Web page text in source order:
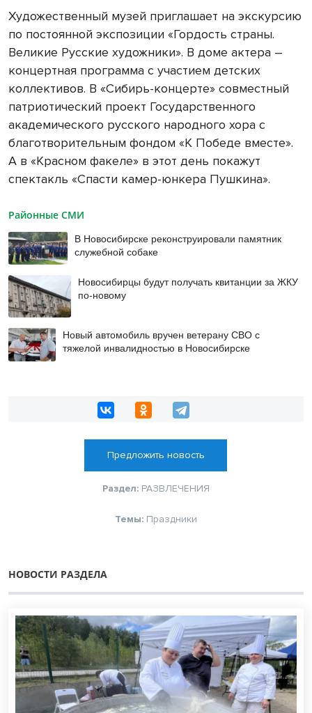
Художественный музей приглашает на экскурсию
по постоянной экспозиции «Гордость страны.
Великие Русские художники». В доме актера –
концертная программа с участием детских
коллективов. В «Сибирь-концерте» совместный
патриотический проект Государственного
академического русского народного хора с
благотворительным фондом «К Победе вместе».
А в «Красном факеле» в этот день покажут
спектакль «Спасти камер-юнкера Пушкина».
Районные СМИ
В Новосибирске реконструировали памятник
служебной собаке
Новосибирцы будут получать квитанции за ЖКУ
по-новому
Новый автомобиль вручен ветерану СВО с
тяжелой инвалидностью в Новосибирске
Предложить новость
Раздел: РАЗВЛЕЧЕНИЯ
Темы: Праздники
НОВОСТИ РАЗДЕЛА